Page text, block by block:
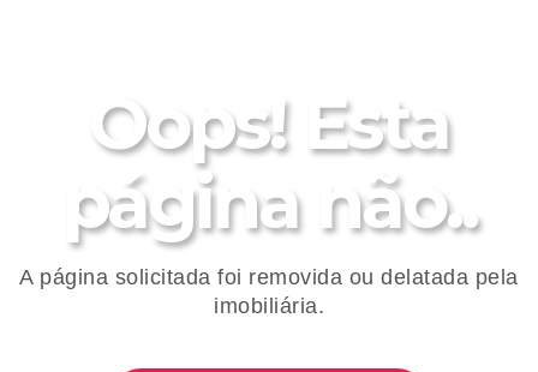
Oops! Esta
página não..
A página solicitada foi removida ou delatada pela
imobiliária.